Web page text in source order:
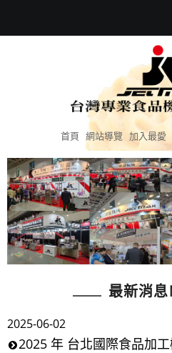
首頁 網站導覽 加入最愛
最新消
2025-06-02
2025 年 台北國際食品加